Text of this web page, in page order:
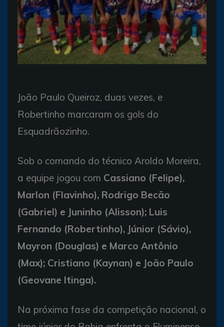
João Paulo Queiroz, duas vezes, e
Robertinho marcaram os gols do
Esquadrãozinho.
Sob o comando do técnico Aroldo Moreira,
a equipe jogou com Cassiano (Felipe),
Marlon (Flavinho), Rodrigo Becão
(Gabriel) e Juninho (Alisson); Luis
Fernando (Robertinho), Júnior (Sávio),
Mayron (Douglas) e Marco Antônio
(Max); Cristiano (Kaynan) e João Paulo
(Geovane Itinga).
Na próxima fase da competição nacional, o